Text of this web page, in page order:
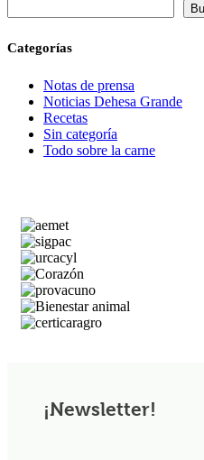
Categorías
Notas de prensa
Noticias Dehesa Grande
Recetas
Sin categoría
Todo sobre la carne
¡Newsletter!